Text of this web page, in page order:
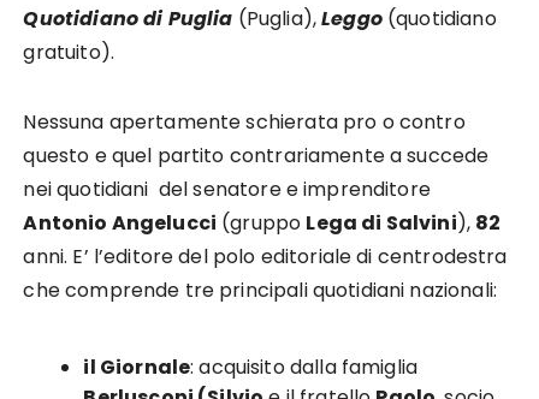
Quotidiano di Puglia (Puglia),Leggo(quotidiano
gratuito).
Nessuna apertamente schierata pro o contro
questo e quel partito contrariamente a succede
nei quotidiani del senatore e imprenditore
Antonio Angelucci (gruppo Lega di Salvini), 82
anni. E’ l’editore del polo editoriale di centrodestra
che comprende tre principali quotidiani nazionali:
il Giornale: acquisito dalla famiglia